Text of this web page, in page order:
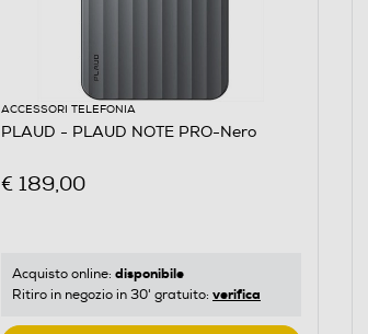
ACCESSORI TELEFONIA
PLAUD - PLAUD NOTE PRO-Nero
€ 189,00
Acquisto online: disponibile
Ritiro in negozio in 30' gratuito: verifica